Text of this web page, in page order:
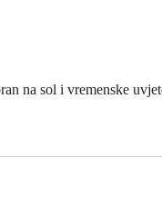
na sol i vremenske